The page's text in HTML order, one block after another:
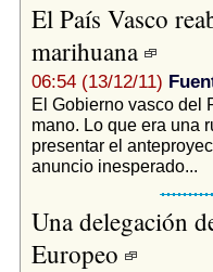
El País Vasco
marihuana
06:54 (13/12/11)
El Gobierno vasco del
mano. Lo que era una
presentar el
anuncio inesperado...
Una delegación
Europeo